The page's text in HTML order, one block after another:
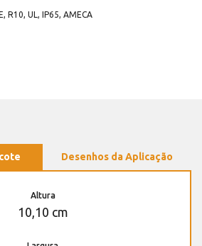
R10, UL, IP65, AMECA
Desenhos da Aplicação
Altura
10,10 cm